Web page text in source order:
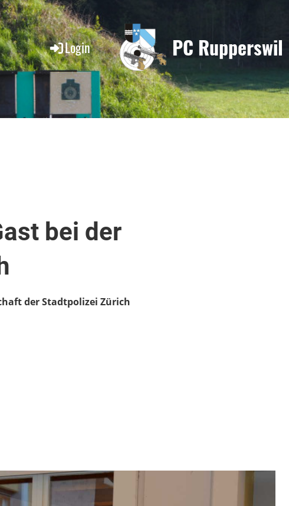
Login PC Rupperswil
bei der
der Stadtpolizei Zürich